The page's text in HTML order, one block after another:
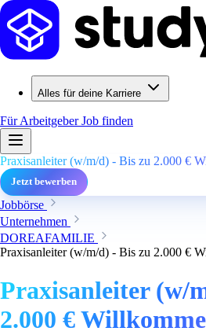
Alles für deine Karriere
Für ArbeitgeberJob finden
Praxisanleiter (w/m/d) - Bis zu 2.000 €
Jetzt bewerben
Jobbörse
Unternehmen
DOREAFAMILIE
Praxisanleiter (w/m/d) - Bis zu 2.000 €
Praxisanleiter (w/
2.000 €